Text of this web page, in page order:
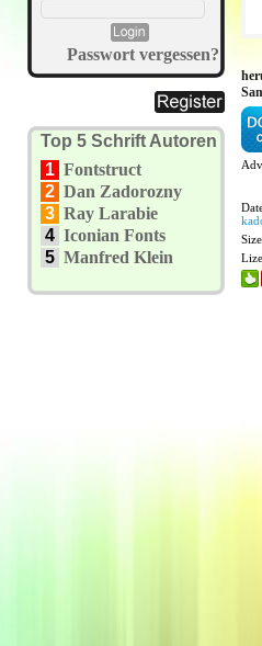
Passwort vergessen?
Top 5 Schrift Autoren
1 Fontstruct
2 Dan Zadorozny
3 Ray Larabie
4 Iconian Fonts
5 Manfred Klein